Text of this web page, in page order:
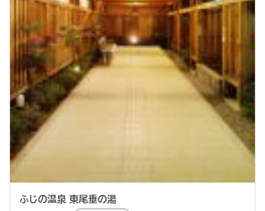
ふじの温泉 東尾垂の湯